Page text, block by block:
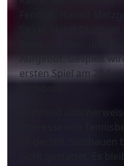
Aufgebot. Gespielt
ersten Spiel am 20.6.
Während
ist derzeit